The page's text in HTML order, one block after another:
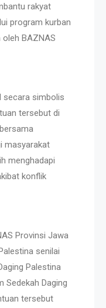
rakyat
program kurban
oleh BAZNAS
secara simbolis
tersebut di
masyarakat
menghadapi
konflik
Provinsi Jawa
senilai
Palestina
Sedekah Daging
tersebut